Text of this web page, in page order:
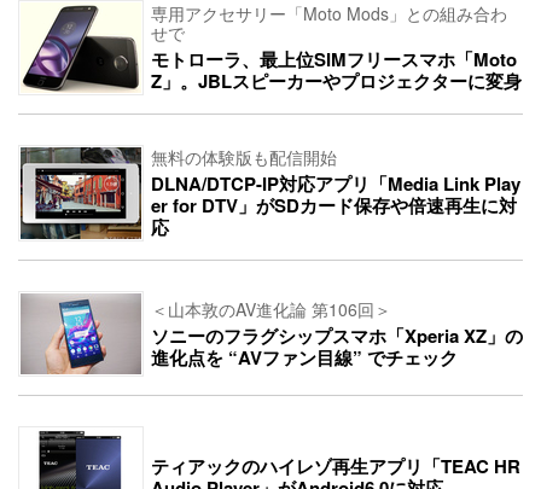
専用アクセサリー「Moto Mods」との組み合わ
せで
モトローラ、最上位SIMフリースマホ「Moto
Z」。JBLスピーカーやプロジェクターに変身
無料の体験版も配信開始
DLNA/DTCP-IP対応アプリ「Media Link Play
er for DTV」がSDカード保存や倍速再生に対
応
＜山本敦のAV進化論 第106回＞
ソニーのフラグシップスマホ「Xperia XZ」の
進化点を “AVファン目線” でチェック
ティアックのハイレゾ再生アプリ「TEAC HR